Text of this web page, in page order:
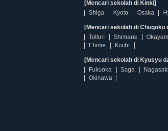
[Mencari sekolah di Kinki]
Shiga
Kyoto Osaka
[Mencari sekolah di Chugoku
Tottori
Shimane
Ehime
Kochi
[Mencari sekolah di Kyusyu
Fukuoka
Saga Nagasaki
Okinawa